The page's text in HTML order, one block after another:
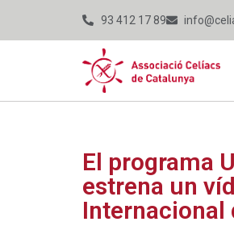
93 412 17 89
El programa
estrena un
Internacional